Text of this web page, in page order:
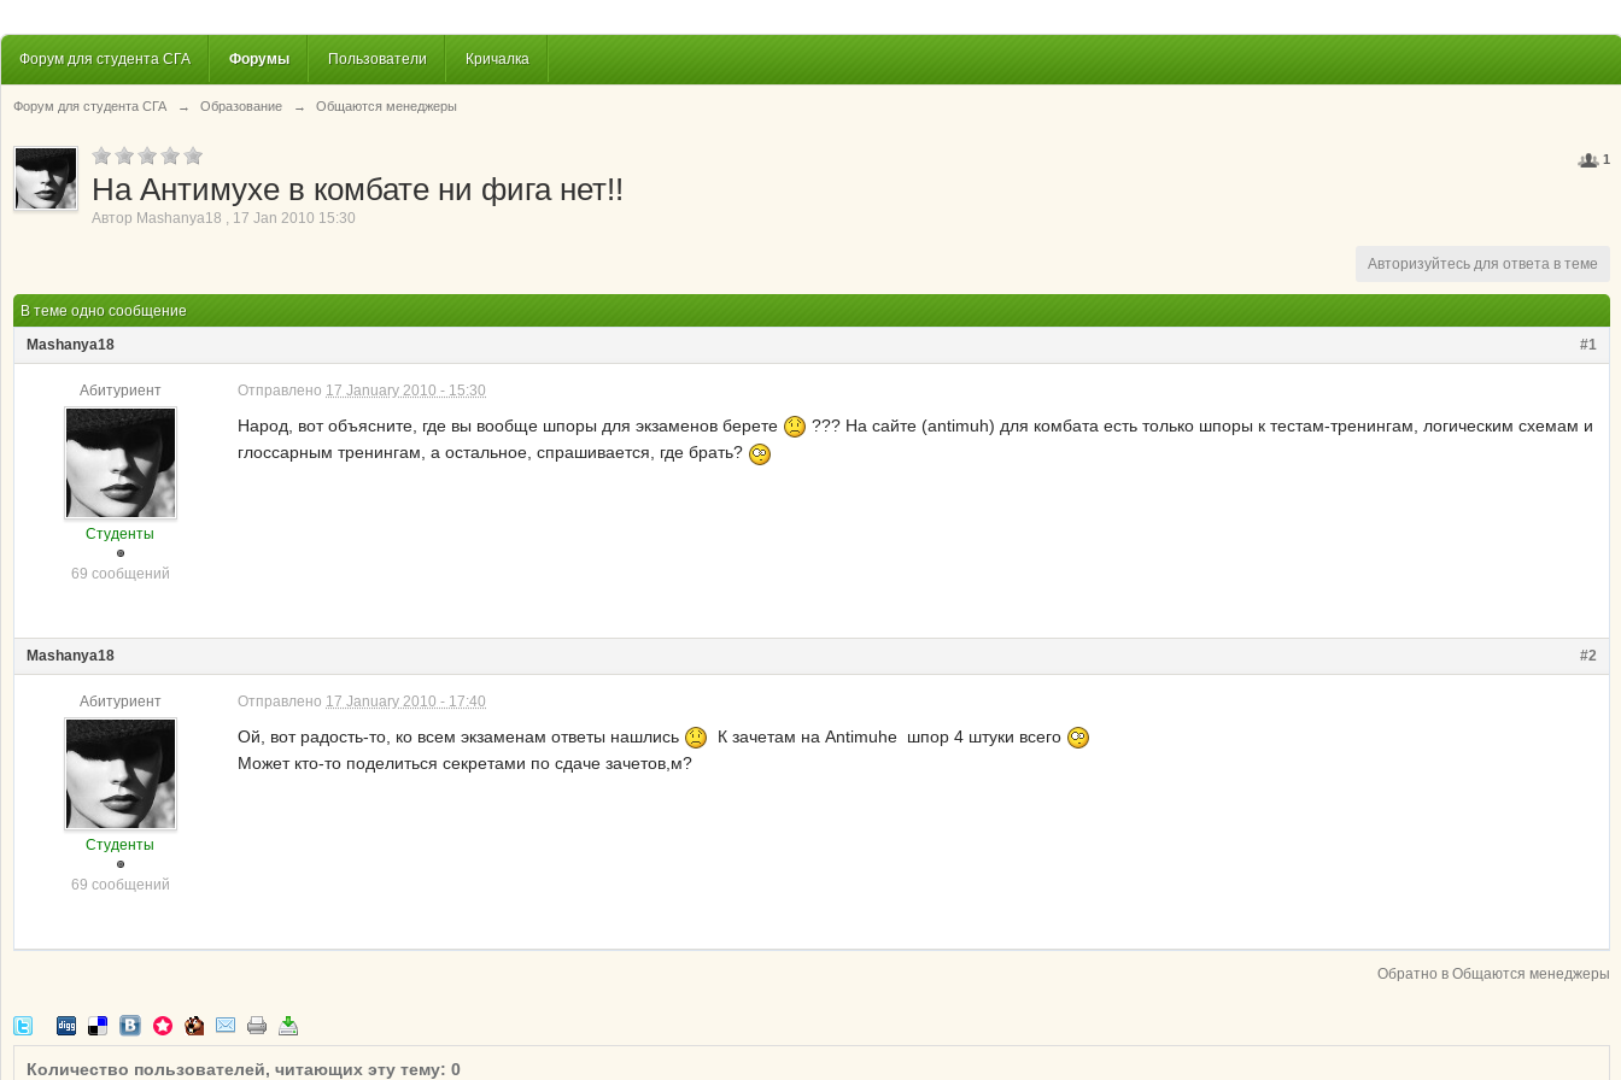
Форум для студента СГА Форумы Пользователи Кричалка
Форум для студента СГА → Образование → Общаются менеджеры
1
На Антимухе в комбате ни фига нет!!
Автор Mashanya18 , 17 Jan 2010 15:30
Авторизуйтесь для ответа в теме
В теме одно сообщение
#1
Mashanya18
Абитуриент
Студенты
69 сообщений
Отправлено 17 January 2010 - 15:30
Народ, вот объясните, где вы вообще шпоры для экзаменов берете
??? На сайте (antimuh) для комбата есть только шпоры к тестам-тренингам, логическим схемам и
глоссарным тренингам, а остальное, спрашивается, где брать?
#2
Mashanya18
Абитуриент
Студенты
69 сообщений
Отправлено 17 January 2010 - 17:40
Ой, вот радость-то, ко всем экзаменам ответы нашлись
К зачетам на Antimuhe шпор 4 штуки всего
Может кто-то поделиться секретами по сдаче зачетов,м?
Обратно в Общаются менеджеры
Количество пользователей, читающих эту тему: 0